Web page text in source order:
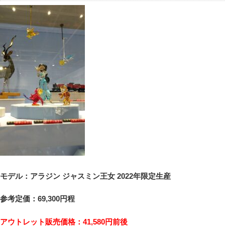
モデル：アラジン ジャスミン王女 2022年限定生産
参考定価：69,300円程
アウトレット販売価格：41,580円前後